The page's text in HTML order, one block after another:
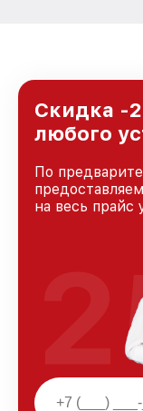
Скидка -
любого
По
на весь прайс